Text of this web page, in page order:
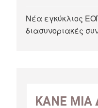
Νέα εγκύκλιος
διασυνοριακές
ΚΑΝΕ ΜΙΑ